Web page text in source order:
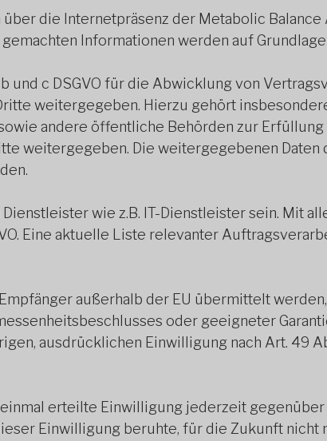
die Internetpräsenz der Metabolic Balance
Informationen werden auf Grundlage
b und c DSGVO für die Abwicklung von
weitergegeben. Hierzu gehört
andere öffentliche Behörden zur
weitergegeben. Die weitergegebenen
Dienstleister wie z.B. IT-Dienstleister sein. Mit
Eine aktuelle Liste relevanter
außerhalb der EU übermittelt
oder geeigneter
ausdrücklichen Einwilligung nach Art. 49
einmal erteilte Einwilligung jederzeit
Einwilligung beruhte, für die Zukunft nicht